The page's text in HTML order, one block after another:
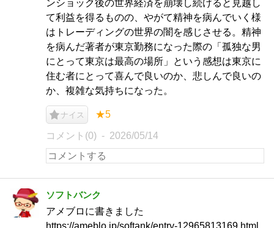
ンショック後の世界経済を崩壊し続けると見越し
て利益を得るものの、やがて精神を病んでいく様
はトレーディングの世界の闇を感じさせる。精神
を病んだ著者が東京勤務になった際の「孤独な男
にとって東京は最高の場所」という感想は東京に
住む者にとって喜んで良いのか、悲しんで良いの
か、複雑な気持ちになった。
ナイス ★5
コメント(0) 2026/05/14
ソフトバンク
アメブロに書きました
https://ameblo.jp/softank/entry-12965813169.html